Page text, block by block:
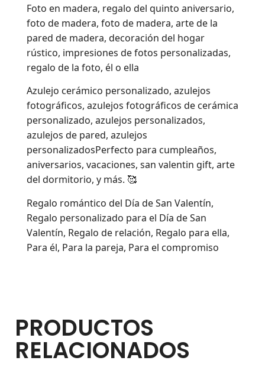
Foto en madera, regalo del quinto aniversario,
foto de madera, foto de madera, arte de la
pared de madera, decoración del hogar
rústico, impresiones de fotos personalizadas,
regalo de la foto, él o ella
Azulejo cerámico personalizado, azulejos
fotográficos, azulejos fotográficos de cerámica
personalizado, azulejos personalizados,
azulejos de pared, azulejos
personalizadosPerfecto para cumpleaños,
aniversarios, vacaciones, san valentin gift, arte
del dormitorio, y más. 🥰
Regalo romántico del Día de San Valentín,
Regalo personalizado para el Día de San
Valentín, Regalo de relación, Regalo para ella,
Para él, Para la pareja, Para el compromiso
PRODUCTOS
RELACIONADOS